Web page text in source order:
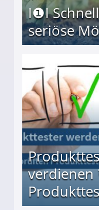
I❶I
seriöse
verdienen